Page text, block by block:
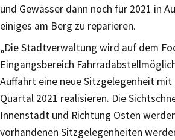
und Gewässer dann noch für 2021 in
einiges am Berg zu reparieren.
„Die Stadtverwaltung wird auf dem
Eingangsbereich
Auffahrt eine neue Sitzgelegenheit mit
Quartal 2021 realisieren. Die
Innenstadt und Richtung Osten
vorhandenen Sitzgelegenheiten